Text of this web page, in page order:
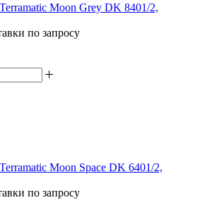
Moon Grey DK 8401/2,
по запросу
Moon Space DK 6401/2,
по запросу